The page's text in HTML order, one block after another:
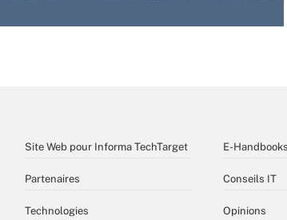
Site Web pour Informa TechTarget
Partenaires
Technologies
E-Handbooks
Conseils IT
Opinions